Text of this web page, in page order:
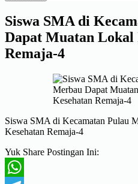
Siswa SMA di
Dapat Muatan Lokal
Remaja-4
Siswa SMA di Kecamatan Pulau
Kesehatan Remaja-4
Yuk Share Postingan Ini: